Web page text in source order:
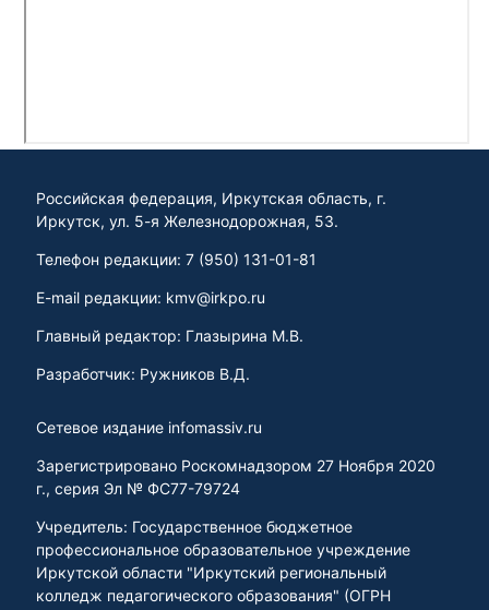
Российская федерация, Иркутская область, г.
Иркутск, ул. 5-я Железнодорожная, 53.
Телефон редакции: 7 (950) 131-01-81
E-mail редакции: kmv@irkpo.ru
Главный редактор: Глазырина М.В.
Разработчик: Ружников В.Д.
Сетевое издание infomassiv.ru
Зарегистрировано Роскомнадзором 27 Ноября 2020
г., серия Эл № ФС77-79724
Учредитель: Государственное бюджетное
профессиональное образовательное учреждение
Иркутской области "Иркутский региональный
колледж педагогического образования" (ОГРН